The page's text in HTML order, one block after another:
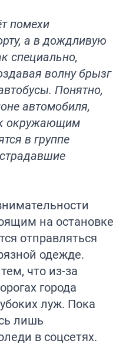
помехи
а в дождливую
специально,
волну брызг
Понятно,
автомобиля,
окружающим
в группе
на остановке
отправляться
одежде.
что из-за
города
луж. Пока
лишь
в соцсетях.